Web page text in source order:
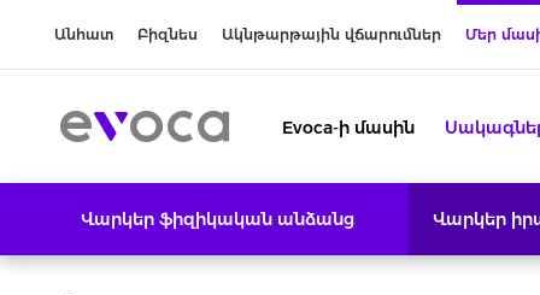
Անհատ Բիզնես Ակնթարթային վճարումներ Մեր
Evoca-ի մասին
Վարկեր ֆիզիկական անձանց Վարկեր